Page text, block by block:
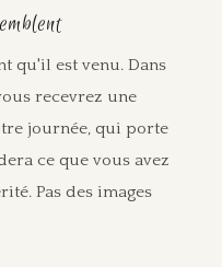
qu'il est venu. Dans
recevrez une
journée, qui porte
ce que vous avez
Pas des images